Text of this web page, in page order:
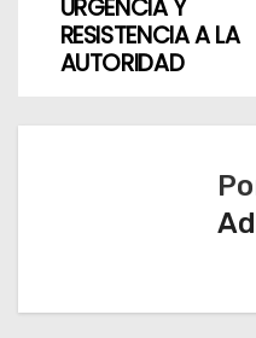
ó
URGENCIA Y
RESISTENCIA A LA
AUTORIDAD